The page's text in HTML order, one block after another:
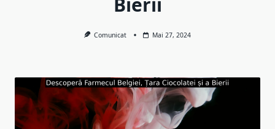
Comunicat Mai 27, 2024